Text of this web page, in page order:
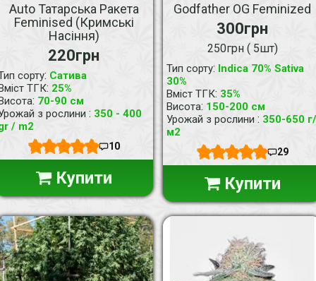
Auto Татарська Ракета
Feminised (Кримські
Насіння)
220грн
сорту: Сатива
ТГК: 25%
: 70-90 см
з рослини : 350 - 400
/ m2
10
Купити
Godfather OG Feminized
300грн
250грн ( 5шт)
Тип сорту: Indica 70% Sativa
30%
Вміст ТГК: 35%
Висота: 150-200 см
Урожай з рослини : 350-650 г/
м2
29
Купити